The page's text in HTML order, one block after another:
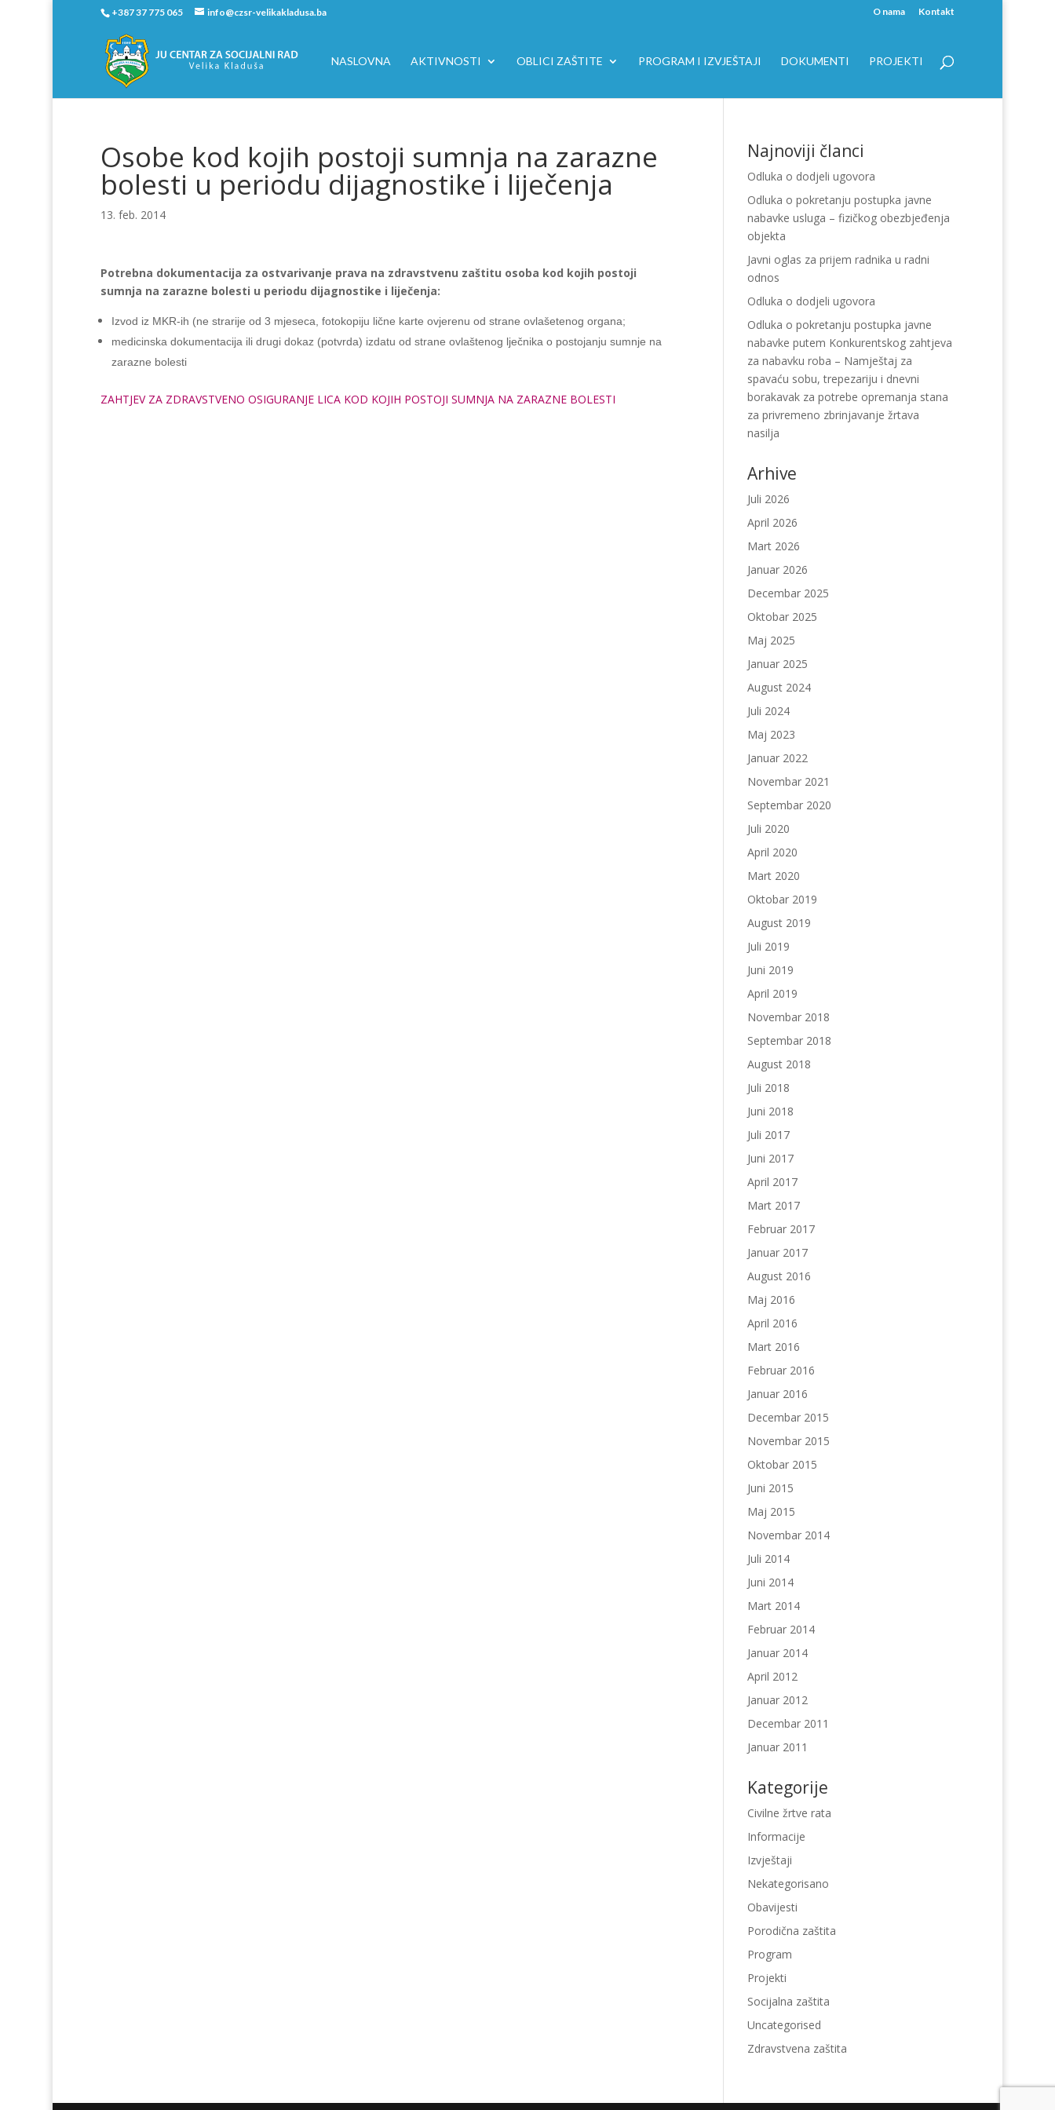
+387 37 775 065 info@czsr-velikakladusa.ba O nama Kontakt
NASLOVNA AKTIVNOSTI OBLICI ZAŠTITE PROGRAM I IZVJEŠTAJI DOKUMENTI PROJEKTI
Osobe kod kojih postoji sumnja na zarazne
bolesti u periodu dijagnostike i liječenja
13. feb. 2014
Potrebna dokumentacija za ostvarivanje prava na zdravstvenu zaštitu osoba kod kojih postoji
sumnja na zarazne bolesti u periodu dijagnostike i liječenja:
Izvod iz MKR-ih (ne strarije od 3 mjeseca, fotokopiju lične karte ovjerenu od strane ovlašetenog organa;
medicinska dokumentacija ili drugi dokaz (potvrda) izdatu od strane ovlaštenog lječnika o postojanju sumnje na
zarazne bolesti
ZAHTJEV ZA ZDRAVSTVENO OSIGURANJE LICA KOD KOJIH POSTOJI SUMNJA NA ZARAZNE BOLESTI
Najnoviji članci
Odluka o dodjeli ugovora
Odluka o pokretanju postupka javne
nabavke usluga – fizičkog obezbjeđenja
objekta
Javni oglas za prijem radnika u radni
odnos
Odluka o dodjeli ugovora
Odluka o pokretanju postupka javne
nabavke putem Konkurentskog zahtjeva
za nabavku roba – Namještaj za
spavaću sobu, trepezariju i dnevni
borakavak za potrebe opremanja stana
za privremeno zbrinjavanje žrtava
nasilja
Arhive
Juli 2026
April 2026
Mart 2026
Januar 2026
Decembar 2025
Oktobar 2025
Maj 2025
Januar 2025
August 2024
Juli 2024
Maj 2023
Januar 2022
Novembar 2021
Septembar 2020
Juli 2020
April 2020
Mart 2020
Oktobar 2019
August 2019
Juli 2019
Juni 2019
April 2019
Novembar 2018
Septembar 2018
August 2018
Juli 2018
Juni 2018
Juli 2017
Juni 2017
April 2017
Mart 2017
Februar 2017
Januar 2017
August 2016
Maj 2016
April 2016
Mart 2016
Februar 2016
Januar 2016
Decembar 2015
Novembar 2015
Oktobar 2015
Juni 2015
Maj 2015
Novembar 2014
Juli 2014
Juni 2014
Mart 2014
Februar 2014
Januar 2014
April 2012
Januar 2012
Decembar 2011
Januar 2011
Kategorije
Civilne žrtve rata
Informacije
Izvještaji
Nekategorisano
Obavijesti
Porodična zaštita
Program
Projekti
Socijalna zaštita
Uncategorised
Zdravstvena zaštita